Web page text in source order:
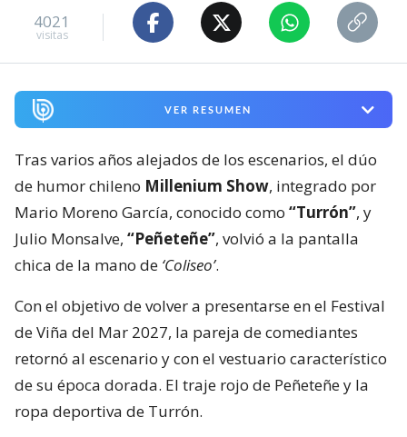
4021
visitas
VER RESUMEN
Tras varios años alejados de los escenarios, el dúo
de humor chileno Millenium Show, integrado por
Mario Moreno García, conocido como “Turrón”, y
Julio Monsalve, “Peñeteñe”, volvió a la pantalla
chica de la mano de ‘Coliseo’.
Con el objetivo de volver a presentarse en el Festival
de Viña del Mar 2027, la pareja de comediantes
retornó al escenario y con el vestuario característico
de su época dorada. El traje rojo de Peñeteñe y la
ropa deportiva de Turrón.